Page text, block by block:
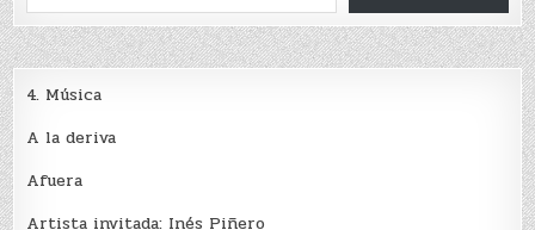
4. Música
A la deriva
Afuera
Artista invitada: Inés Piñero